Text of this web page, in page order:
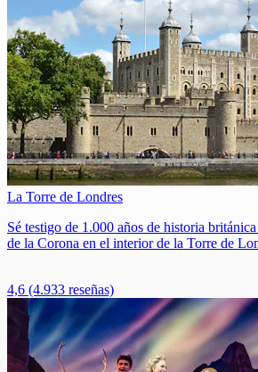
La Torre de Londres
Sé testigo de 1.000 años de historia
de la Corona en el interior de la Torre de
4,6 (4.933 reseñas)